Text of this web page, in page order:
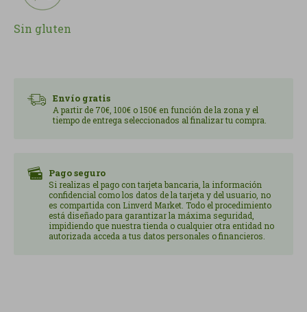
Envío gratis
A partir de 70€, 100€ o 150€ en función de la zona y el
tiempo de entrega seleccionados al finalizar tu compra.
Pago seguro
Si realizas el pago con tarjeta bancaria, la información
confidencial como los datos de la tarjeta y del usuario, no
es compartida con Linverd Market. Todo el procedimiento
está diseñado para garantizar la máxima seguridad,
impidiendo que nuestra tienda o cualquier otra entidad no
autorizada acceda a tus datos personales o financieros.
incorporarla en recetas más elaboradas, aportando
un toque sabroso y diferente.
servirse como aperitivo, acompañados de salsas al
gusto o incluso añadirlos a ensaladas para dar un
gluten, pero donde se manipulan productos lácteos,
ovoproductos, pescado y marisco. Claims: Sin
Gluten, sin ultraprocesados.
Sin gluten